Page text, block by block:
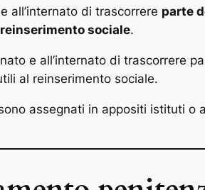
all’internato di trascorrere parte
sociale.
e all’internato di trascorrere
al reinserimento sociale.
assegnati in appositi istituti o